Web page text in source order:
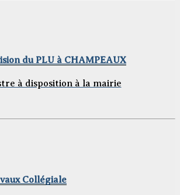
du PLU à CHAMPEAUX
à disposition à la mairie
Collégiale